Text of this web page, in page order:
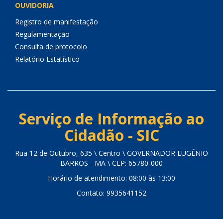
OUVIDORIA
Registro de manifestação
Regulamentação
Consulta de protocolo
Relatório Estatístico
Serviço de Informação ao
Cidadão - SIC
Rua 12 de Outubro, 635 \ Centro \ GOVERNADOR EUGÊNIO
BARROS - MA \ CEP: 65780-000
Horário de atendimento: 08:00 às 13:00
Contato: 9935641152